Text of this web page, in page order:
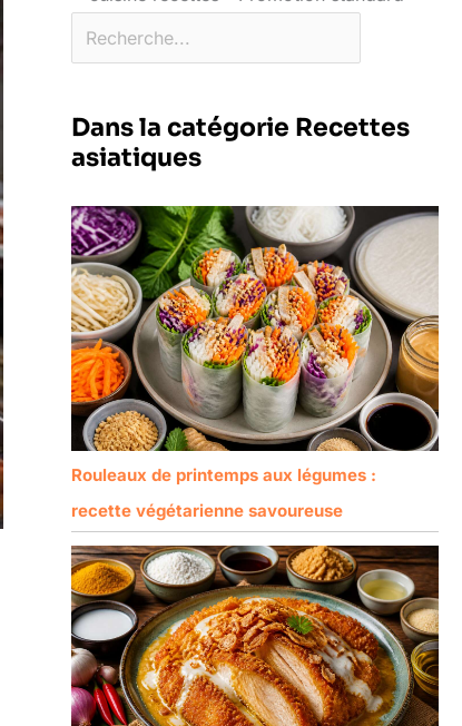
Dans la catégorie Recettes
asiatiques
Rouleaux de printemps aux légumes :
recette végétarienne savoureuse